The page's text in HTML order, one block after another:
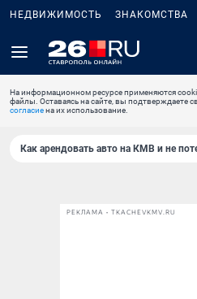
НЕДВИЖИМОСТЬ ЗНАКОМСТВА
На информационном ресурсе применяются
файлы. Оставаясь на сайте, вы подтверждаете
согласиена их использование.
Как арендовать авто на КМВ и не
РЕКЛАМА • TKACHEVKMV.RU